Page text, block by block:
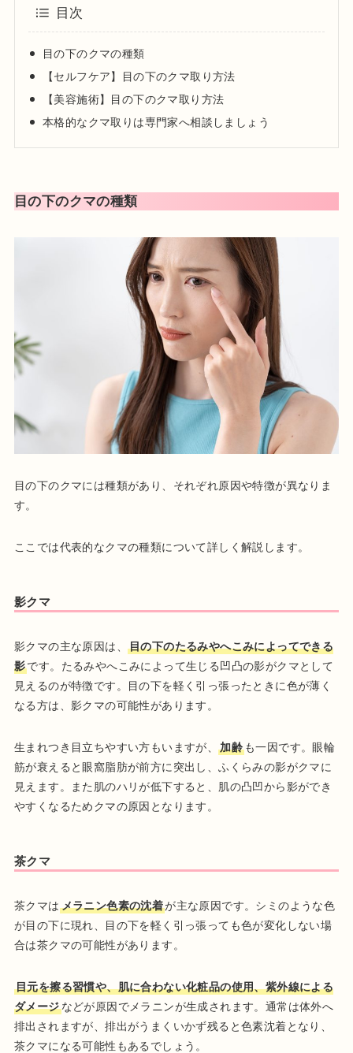
2010年04月 東京医科歯科大学医学部付属病院 研修医
2012年04月 東京医科歯科大学皮膚科 勤務
2015年01月 渋谷美容外科クリニック渋谷院 副院長就任
2024年01月 渋谷美容外科クリニック新宿院 院長就任
日本抗加齢医学会会員
プロフィール
目次
目の下のクマの種類
【セルフケア】目の下のクマ取り方法
【美容施術】目の下のクマ取り方法
本格的なクマ取りは専門家へ相談しましょう
目の下のクマの種類
目の下のクマには種類があり、それぞれ原因や特徴が異なりま
す。
ここでは代表的なクマの種類について詳しく解説します。
影クマ
影クマの主な原因は、
目の下のたるみやへこみによってできる
影です。たるみやへこみによって生じる凹凸の影がクマとして
見えるのが特徴です。目の下を軽く引っ張ったときに色が薄く
なる方は、影クマの可能性があります。
生まれつき目立ちやすい方もいますが、加齢も一因です。眼輪
筋が衰えると眼窩脂肪が前方に突出し、ふくらみの影がクマに
見えます。また肌のハリが低下すると、肌の凸凹から影ができ
やすくなるためクマの原因となります。
茶クマ
茶クマは メラニン色素の沈着が主な原因です。シミのような色
が目の下に現れ、目の下を軽く引っ張っても色が変化しない場
合は茶クマの可能性があります。
目元を擦る習慣や、肌に合わない化粧品の使用、紫外線による
ダメージなどが原因でメラニンが生成されます。通常は体外へ
排出されますが、排出がうまくいかず残ると色素沈着となり、
茶クマになる可能性もあるでしょう。